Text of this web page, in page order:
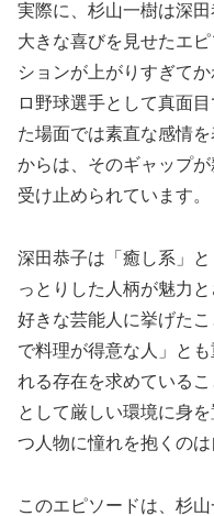
実際に、杉山一樹は深
大きな喜びを見せたエ
ションが上がりすぎて
ロ野球選手として真面
た場面では素直な感情
からは、そのギャップ
受け止められています。
深田恭子は「癒し系」
っとりした人柄が魅力
好きな芸能人に挙げた
で料理が得意な人」と
れる存在を求めている
として厳しい環境に身
つ人物に憧れを抱くのは
このエピソードは、杉